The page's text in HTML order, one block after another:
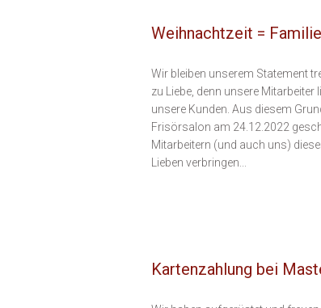
Weihnachtzeit =
Wir bleiben unserem Statement
zu Liebe, denn unsere
unsere Kunden. Aus diesem
Frisörsalon am 24.12.2022
Mitarbeitern (und auch uns)
Lieben verbringen...
Kartenzahlung bei